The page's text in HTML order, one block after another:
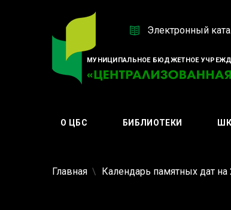
МУНИЦИПАЛЬНОЕ БЮДЖЕТНОЕ
Электронный
О ЦБС БИБЛИОТЕКИ
Главная Календарь памятных дат на